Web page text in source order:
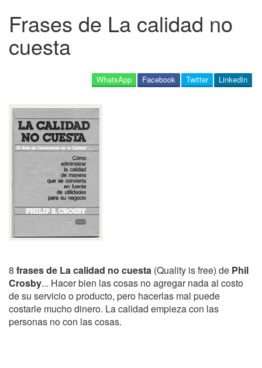
Frases de La calidad no
cuesta
LinkedIn
Twitter
Facebook
WhatsApp
8 frases de La calidad no cuesta (Quality is free) de Phil
Crosby... Hacer bien las cosas no agregar nada al costo
de su servicio o producto, pero hacerlas mal puede
costarle mucho dinero. La calidad empieza con las
personas no con las cosas.